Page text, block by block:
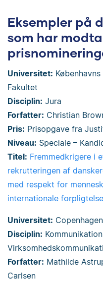
Eksempler på
som har
Universitet:
Fakultet
Disciplin: Jura
Forfatter: Christian
Pris: Prisopgave fra
Niveau: Speciale –
Titel: Fremmedkrigere i
rekrutteringen af
med respekt for
internationale
Universitet:
Disciplin:
Forfatter: Mathilde
Carlsen